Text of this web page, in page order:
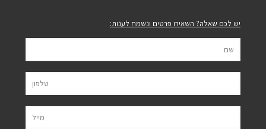
יש לכם שאלה? השאירו פרטים ונשמח לענות: